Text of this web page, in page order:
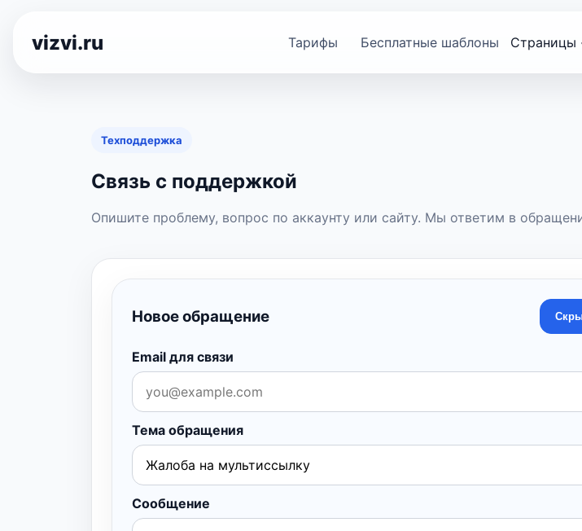
vizvi.ru Тарифы Бесплатные шаблоны Страницы
Техподдержка
Связь с поддержкой
Опишите проблему, вопрос по аккаунту или сайту. Мы ответим в
Новое обращение
Email для связи
Тема обращения
Сообщение